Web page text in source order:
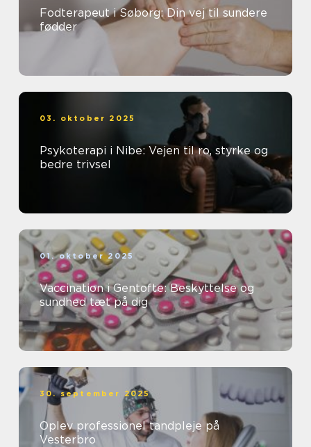
Fodterapeut i Søborg: Din vej til sundere
fødder
03. oktober 2025
Psykoterapi i Nibe: Vejen til ro, styrke og
bedre trivsel
01. oktober 2025
Vaccination i Gentofte: Beskyttelse og
sundhed tæt på dig
30. september 2025
Oplev professionel tandpleje på
Vesterbro